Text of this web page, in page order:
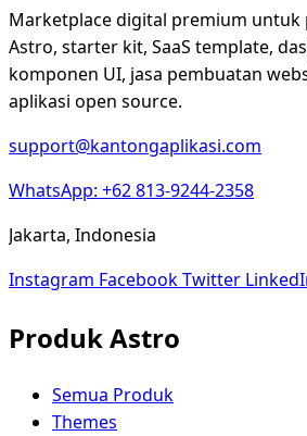
Marketplace digital premium untuk
Astro, starter kit, SaaS template,
komponen UI, jasa pembuatan
aplikasi open source.
support@kantongaplikasi.com
WhatsApp: +62 813-9244-2358
Jakarta, Indonesia
Instagram FacebookTwitter
Produk Astro
Semua Produk
Themes